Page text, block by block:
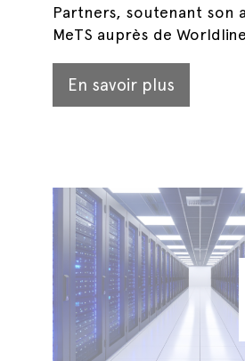
Partners, soutenant son
MeTS auprès de
En savoir plus